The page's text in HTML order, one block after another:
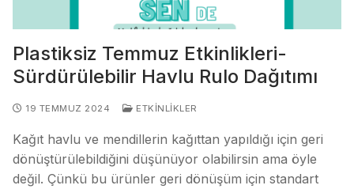
Plastiksiz Temmuz Etkinlikleri-
Sürdürülebilir Havlu Rulo Dağıtımı
19 TEMMUZ 2024 ETKINLIKLER
Kağıt havlu ve mendillerin kağıttan yapıldığı için geri
dönüştürülebildiğini düşünüyor olabilirsin ama öyle
değil. Çünkü bu ürünler geri dönüşüm için standart